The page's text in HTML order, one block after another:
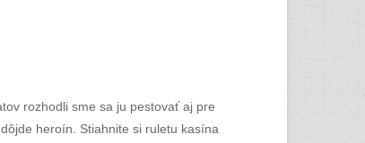
rozhodli sme sa ju pestovať aj pre
heroín. Stiahnite si ruletu kasína